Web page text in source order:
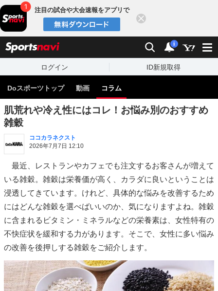
注目の試合や大会速報をアプリで
検索 通知
i
ログイン ID新規取得
Doスポーツトップ 動画 コラム
肌荒れや冷え性にはコレ！お悩み別のおすすめ
雑穀
ココカラネクスト
2026年7月7日 12:10
最近、レストランやカフェでも注文するお客さんが増えて
いる雑穀。雑穀は栄養価が高く、カラダに良いということは
浸透してきています。けれど、具体的な悩みを改善するため
にはどんな雑穀を選べばいいのか、気になりますよね。雑穀
に含まれるビタミン・ミネラルなどの栄養素は、女性特有の
不快症状を緩和する力があります。そこで、女性に多い悩み
の改善を後押しする雑穀をご紹介します。